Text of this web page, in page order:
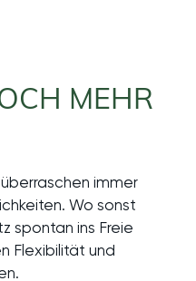
MEHR
immer
Wo sonst
spontan ins Freie
Flexibilität und